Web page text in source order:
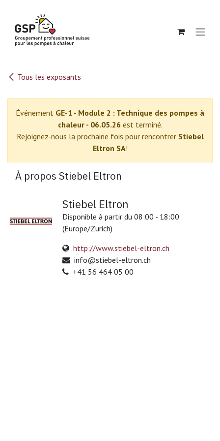
Tous les exposants
Événement GE-1 - Module 2 : Technique des pompes à
chaleur - 06.05.26 est terminé.
Rejoignez-nous la prochaine fois pour rencontrer Stiebel
Eltron SA!
À propos Stiebel Eltron
Stiebel Eltron
Disponible à partir du 08:00 - 18:00
(Europe/Zurich)
http://www.stiebel-eltron.ch
info@stiebel-eltron.ch
+41 56 464 05 00